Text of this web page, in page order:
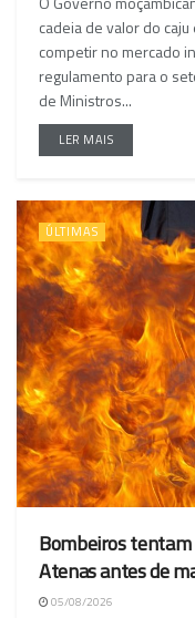
cadeia de valor do
competir no mercado
regulamento para o
de Ministros...
LER MAIS
ÚLTIMAS
Bombeiros
Atenas antes de
05/08/2026